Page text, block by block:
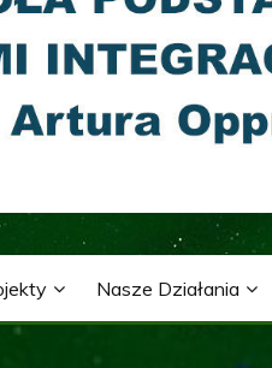
Nasze Działania